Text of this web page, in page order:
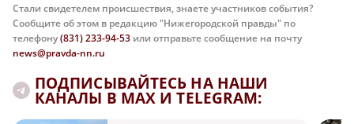
Стали свидетелем происшествия, знаете участников события?
Сообщите об этом в редакцию "Нижегородской правды" по
телефону(831) 233-94-53 или отправьте сообщение на почту
news@pravda-nn.ru
ПОДПИСЫВАЙТЕСЬ НА НАШИ
КАНАЛЫ В MAX И TELEGRAM: